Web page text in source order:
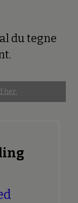
du tegne
her.